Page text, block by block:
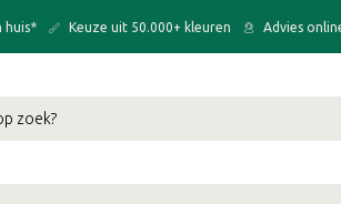
huis* Keuze uit 50.000+ kleuren Advies